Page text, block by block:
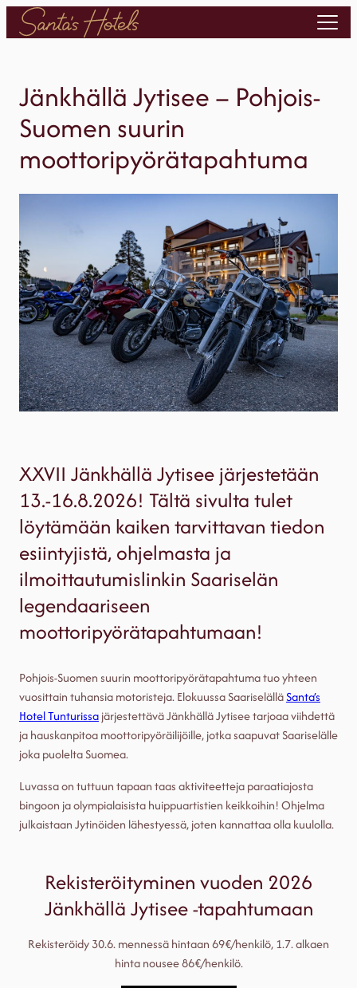
Siirry
sisältöön
Jänkhällä Jytisee – Pohjois-
Suomen suurin
moottoripyörätapahtuma
XXVII Jänkhällä Jytisee järjestetään
13.-16.8.2026! Tältä sivulta tulet
löytämään kaiken tarvittavan tiedon
esiintyjistä, ohjelmasta ja
ilmoittautumislinkin Saariselän
legendaariseen
moottoripyörätapahtumaan!
Pohjois-Suomen suurin moottoripyörätapahtuma tuo yhteen
vuosittain tuhansia motoristeja. Elokuussa SaariselälläSanta’s
Hotel Tunturissajärjestettävä Jänkhällä Jytisee tarjoaa viihdettä
ja hauskanpitoa moottoripyöräilijöille, jotka saapuvat Saariselälle
joka puolelta Suomea.
Luvassa on tuttuun tapaan taas aktiviteetteja paraatiajosta
bingoon ja olympialaisista huippuartistien keikkoihin! Ohjelma
julkaistaan Jytinöiden lähestyessä, joten kannattaa olla kuulolla.
Rekisteröityminen vuoden 2026
Jänkhällä Jytisee -tapahtumaan
Rekisteröidy 30.6. mennessä hintaan 69€/henkilö, 1.7. alkaen
hinta nousee 86€/henkilö.